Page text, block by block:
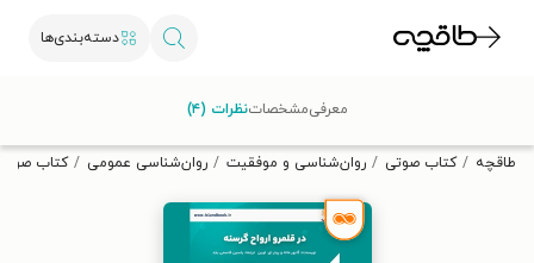
دسته‌بندی‌ها
تخفیف از طاقچه دریافت کن.
طاقچه کتاب صوتی روان‌شناسی و موفقیت روان‌شناسی عمومی کتاب
معرفیمشخصاتنظرات (۴)